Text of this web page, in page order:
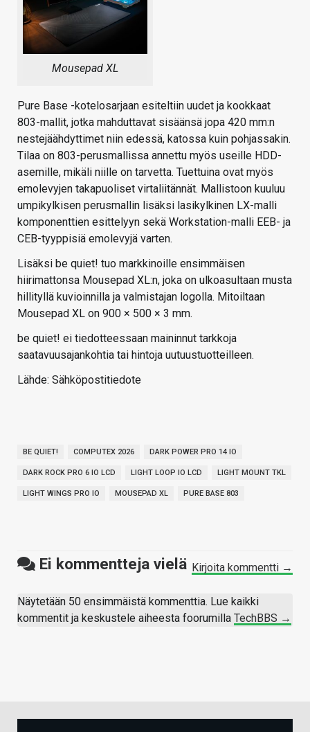
Mousepad XL
Pure Base -kotelosarjaan esiteltiin uudet ja kookkaat
803-mallit, jotka mahduttavat sisäänsä jopa 420 mm:n
nestejäähdyttimet niin edessä, katossa kuin pohjassakin.
Tilaa on 803-perusmallissa annettu myös useille HDD-
asemille, mikäli niille on tarvetta. Tuettuina ovat myös
emolevyjen takapuoliset virtaliitännät. Mallistoon kuuluu
umpikylkisen perusmallin lisäksi lasikylkinen LX-malli
komponenttien esittelyyn sekä Workstation-malli EEB- ja
CEB-tyyppisiä emolevyjä varten.
Lisäksi be quiet! tuo markkinoille ensimmäisen
hiirimattonsa Mousepad XL:n, joka on ulkoasultaan musta
hillityllä kuvioinnilla ja valmistajan logolla. Mitoiltaan
Mousepad XL on 900 × 500 × 3 mm.
be quiet! ei tiedotteessaan maininnut tarkkoja
saatavuusajankohtia tai hintoja uutuustuotteilleen.
Lähde: Sähköpostitiedote
BE QUIET! COMPUTEX 2026 DARK POWER PRO 14 IO
DARK ROCK PRO 6 IO LCD LIGHT LOOP IO LCD LIGHT MOUNT TKL
LIGHT WINGS PRO IO MOUSEPAD XL PURE BASE 803
Ei kommentteja vielä Kirjoita kommentti →
Näytetään 50 ensimmäistä kommenttia. Lue kaikki
kommentit ja keskustele aiheesta foorumilla TechBBS →